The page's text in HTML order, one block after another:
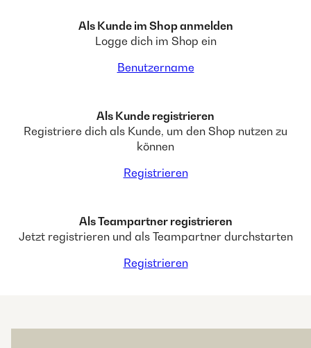
Als Kunde im Shop anmelden
Logge dich im Shop ein
Benutzername
Als Kunde registrieren
Registriere dich als Kunde, um den Shop nutzen zu
können
Registrieren
Als Teampartner registrieren
Jetzt registrieren und als Teampartner durchstarten
Registrieren